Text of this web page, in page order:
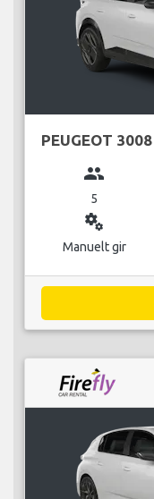
PEUGEOT 3008
group
5
miscellaneous_services
Manuelt gir